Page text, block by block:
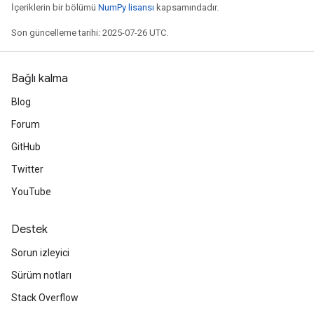
İçeriklerin bir bölümü NumPy lisansı kapsamındadır.
Son güncelleme tarihi: 2025-07-26 UTC.
Bağlı kalma
Blog
Forum
GitHub
Twitter
YouTube
Destek
Sorun izleyici
Sürüm notları
Stack Overflow